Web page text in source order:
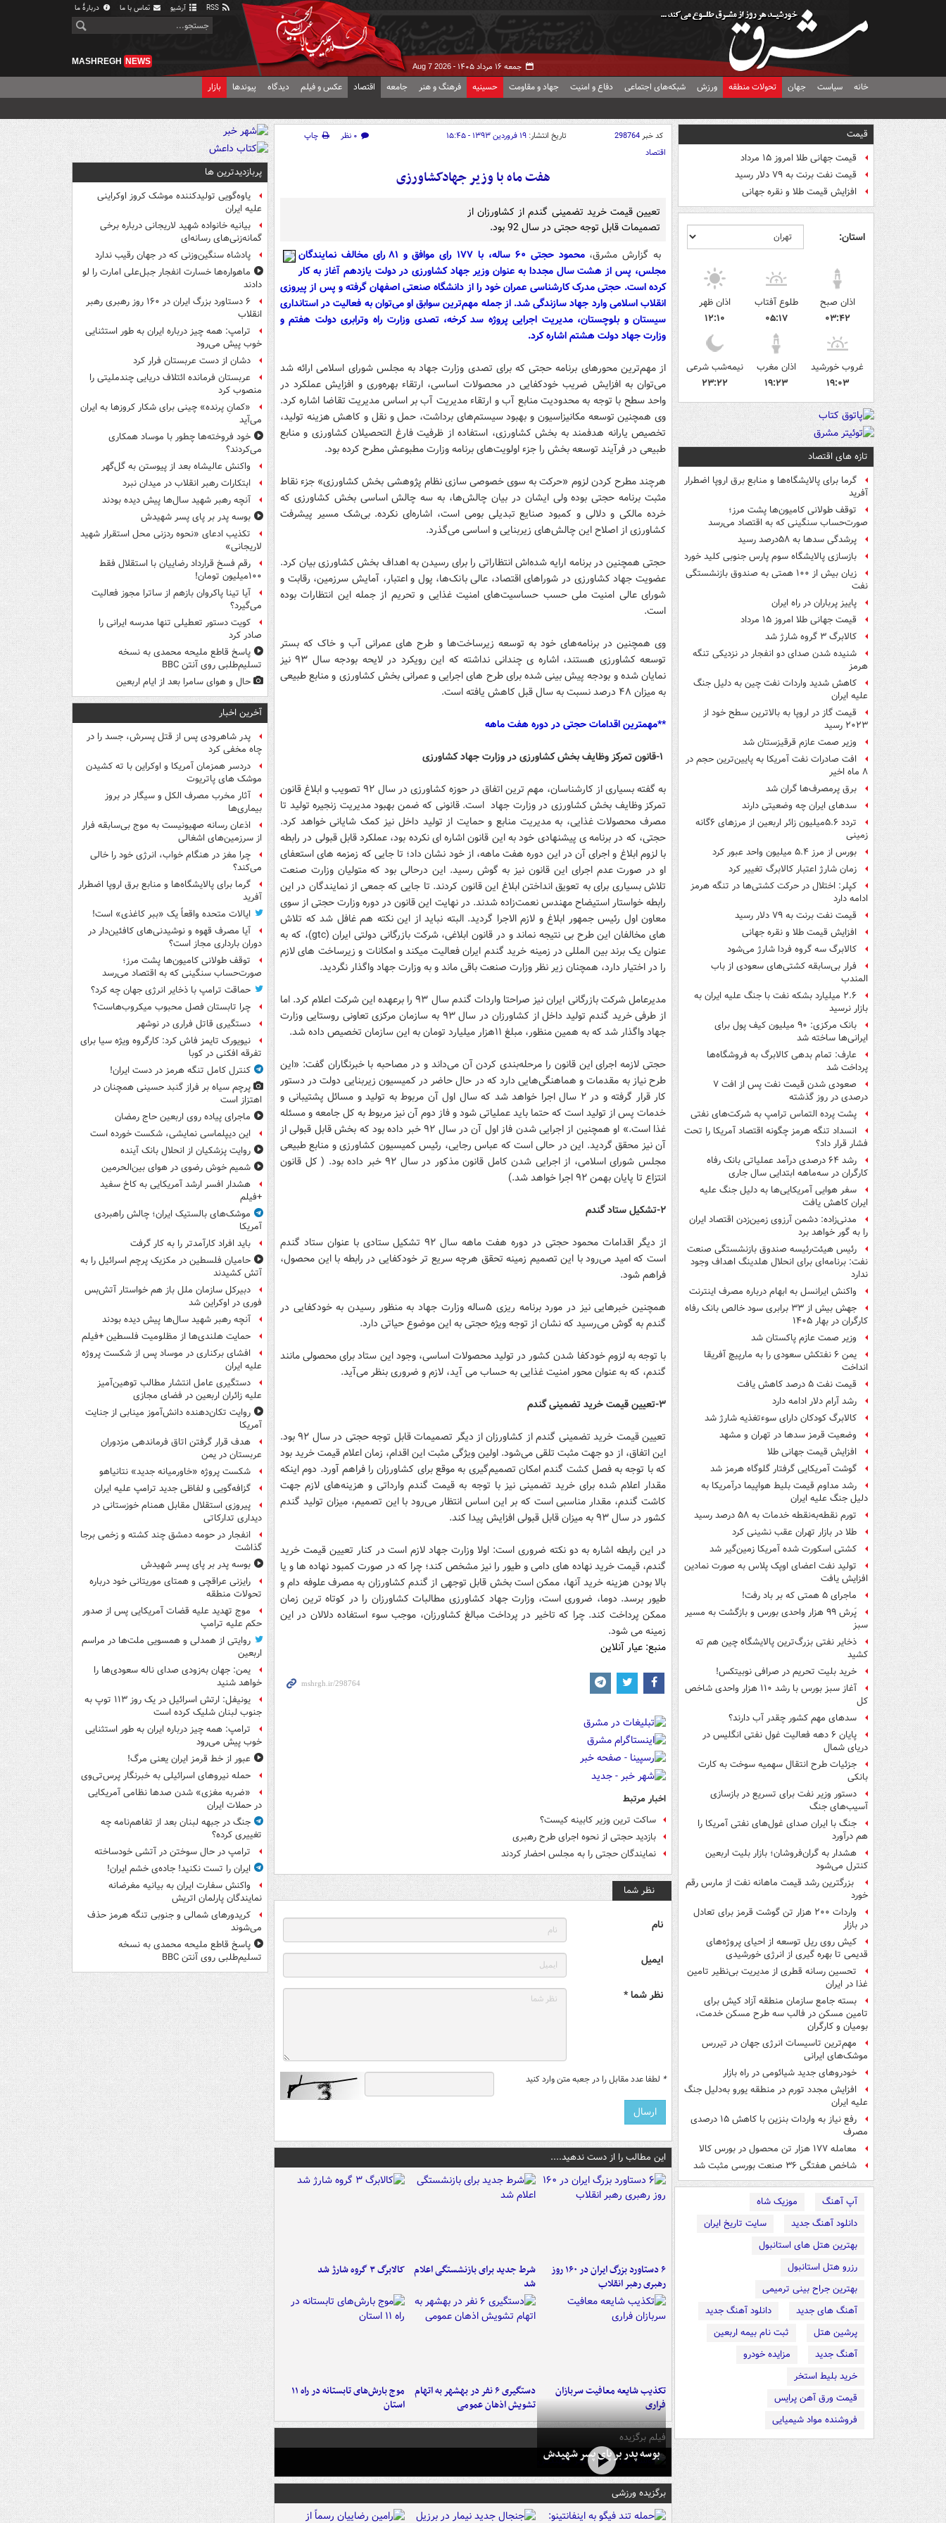
آرشیو تماس با ما دربارهٔ ما
جمعه ۱۶ مرداد ۱۴۰۵ - Aug 7 2026
MASHREGH NEWS
خانه سیاست جهان تحولات منطقه ورزش شبکه‌های اجتماعی دفاع و امنیت جهاد و مقاومت حسینیه فرهنگ و هنر جامعه اقتصاد عکس و فیلم دیدگاه پیوندها بازار
قیمت
قیمت جهانی طلا امروز ۱۵ مرداد
قیمت نفت برنت به ۷۹ دلار رسید
افزایش قیمت طلا و نقره جهانی
استان:
اذان صبح
۰۳:۴۲
طلوع آفتاب
۰۵:۱۷
اذان ظهر
۱۲:۱۰
غروب خورشید
۱۹:۰۳
اذان مغرب
۱۹:۲۳
نیمه‌شب شرعی
۲۳:۲۲
تازه های اقتصاد
گرما برای پالایشگاه‌ها و منابع برق اروپا اضطرار
آفرید
توقف طولانی کامیون‌ها پشت مرز؛
صورت‌حساب سنگینی که به اقتصاد می‌رسد
پرشدگی سدها به ۵۸درصد رسید
بازسازی پالایشگاه سوم پارس جنوبی کلید خورد
زیان بیش از ۱۰۰ همتی به صندوق‌ بازنشستگی
نفت
پاییز پرباران در راه ایران
قیمت جهانی طلا امروز ۱۵ مرداد
کالابرگ ۳ گروه شارژ شد
شنیده شدن صدای دو انفجار در نزدیکی تنگه
هرمز
کاهش شدید واردات نفت چین به دلیل جنگ
علیه ایران
قیمت گاز در اروپا به بالاترین سطح خود از
۲۰۲۳ رسید
وزیر صمت عازم قرقیزستان شد
افت صادرات نفت آمریکا به پایین‌ترین حجم در
۸ ماه اخیر
برق پرمصرف‌ها گران شد
سدهای ایران چه وضعیتی دارند
تردد ۵.۶میلیون زائر اربعین از مرزهای ۶گانه
زمینی
بورس از مرز ۵.۴ میلیون واحد عبور کرد
زمان شارژ اعتبار کالابرگ تغییر کرد
کپلر: اختلال در حرکت کشتی‌ها در تنگه هرمز
ادامه دارد
قیمت نفت برنت به ۷۹ دلار رسید
افزایش قیمت طلا و نقره جهانی
کالابرگ سه گروه فردا شارژ می‌شود
فرار بی‌سابقه کشتی‌های سعودی از باب
المندب
۲.۶ میلیارد بشکه نفت با جنگ علیه ایران به
بازار نرسید
بانک مرکزی: ۹۰ میلیون کیف پول برای
ایرانی‌ها ساخته شد
عارف: تمام بدهی کالابرگ به فروشگاه‌ها
پرداخت شد
صعودی شدن قیمت نفت پس از افت ۷
درصدی در روز گذشته
پشت پرده التماس ترامپ به شرکت‌های نفتی
انسداد تنگه هرمز چگونه اقتصاد آمریکا را تحت
فشار قرار داد؟
رشد ۶۴ درصدی درآمد عملیاتی بانک رفاه
کارگران در سه‌ماهه ابتدایی سال جاری
سفر هوایی آمریکایی‌ها به دلیل جنگ علیه
ایران کاهش یافت
مدنی‌زاده: دشمن آرزوی زمین‌زدن اقتصاد ایران
را به گور خواهد برد
رئیس هیئت‌رئیسه صندوق بازنشستگی صنعت
نفت: برنامه‌ای برای انحلال هلدینگ اهداف وجود
ندارد
واکنش ایرانسل به ابهام درباره مصرف اینترنت
جهش بیش از ۳۳ برابری سود خالص بانک رفاه
کارگران در بهار ۱۴۰۵
وزیر صمت عازم پاکستان شد
یمن ۶ نفتکش سعودی را به مارپیچ آفریقا
انداخت
قیمت نفت ۵ درصد کاهش یافت
رشد آرام دلار ادامه دارد
کالابرگ کودکان دارای سوءتغذیه شارژ شد
وضعیت قرمز سدها در تهران و مشهد
افزایش قیمت جهانی طلا
گوشت آمریکایی گرفتار گلوگاه هرمز شد
رشد مداوم قیمت بلیط هواپیما درآمریکا به
دلیل جنگ علیه ایران
تورم نقطه‌به‌نقطه خدمات به ۵۸ درصد رسید
طلا در بازار تهران عقب نشینی کرد
کشتی اسکورت شده آمریکا زمین‌گیر شد
تولید نفت اعضای اوپک پلاس به صورت نمادین
افزایش یافت
ماجرای ۵ همتی که بر باد رفت!
پَرش ۹۹ هزار واحدی بورس و بازگشت به مسیر
سبز
ذخایر نفتی بزرگ‌ترین پالایشگاه چین هم ته
کشید
خرید بلیت تحریم در صرافی نوبیتکس!
آغاز سبز بورس با رشد ۱۱۰ هزار واحدی شاخص
کل
سدهای مهم کشور چقدر آب دارند؟
پایان ۶ دهه فعالیت غول نفتی انگلیس در
دریای شمال
جزئیات طرح انتقال سهمیه سوخت به کارت
بانکی
دستور وزیر نفت برای تسریع در بازسازی
آسیب‌های جنگ
جنگ با ایران صدای غول‌های نفتی آمریکا را
هم درآورد
هشدار به گران‌فروشان؛ بازار بلیت اربعین
کنترل می‌شود
بزرگترین رشد قیمت ماهانه نفت از مارس رقم
خورد
واردات ۲۰۰ هزار تن گوشت قرمز برای تعادل
در بازار
کیش روی ریل توسعه از احیای پروژه‌های
قدیمی تا بهره گیری از انرژی خورشیدی
تحسین رسانه قطری از مدیریت بی‌نظیر تامین
غذا در ایران
بسته جامع سازمان منطقه آزاد کیش برای
تامین مسکن در فالب سه طرح مسکن خدمت،
بومیان و کارگران
مهم‌ترین تاسیسات انرژی جهان در تیررس
موشک‌های ایرانی
خودروهای جدید شیائومی در راه بازار
افزایش مجدد تورم در منطقه یورو به‌دلیل جنگ
علیه ایران
رفع نیاز به واردات بنزین با کاهش ۱۵ درصدی
مصرف
معامله ۱۷۷ هزار تن محصول در بورس کالا
شاخص‌ هفتگی ۳۶ صنعت بورسی مثبت شد
آپ آهنگ
موزیک شاه
دانلود آهنگ جدید
سایت تاریخ ایران
بهترین هتل های استانبول
رزرو هتل استانبول
بهترین جراح بینی ترمیمی
آهنگ های جدید
دانلود آهنگ جدید
پرشین هتل
ثبت نام بیمه اربعین
آهنگ جدید
مزایده خودرو
خرید بلیط استخر
قیمت ورق آهن پرایس
فروشنده مواد شیمیایی
کد خبر298764 تاریخ انتشار: ۱۹ فروردین ۱۳۹۳ - ۱۵:۴۵ ۰ نظر
چاپ
اقتصاد
هفت ماه با وزیر جهادکشاورزی
تعیین قیمت خرید تضمینی گندم از کشاورزان از
تصمیمات قابل توجه حجتی در سال 92 بود.
به گزارش مشرق،
محمود حجتی ۶۰ ساله، با ۱۷۷ رای موافق و ۸۱ رای مخالف نمایندگان
مجلس، پس از هشت سال مجددا به عنوان وزیر جهاد کشاورزی در دولت یازدهم آغاز به کار
کرده است. حجتی مدرک کارشناسی عمران خود را از دانشگاه صنعتی اصفهان گرفته و پس از پیروزی
انقلاب اسلامی وارد جهاد سازندگی شد. از جمله مهم‌ترین سوابق او می‌توان به فعالیت در استانداری
سیستان و بلوچستان، مدیریت اجرایی پروژه سد کرخه، تصدی وزارت راه وترابری دولت هفتم و
وزارت جهاد دولت هشتم اشاره کرد.
از مهم‌ترین محورهای برنامه حجتی که برای تصدی وزارت جهاد به مجلس شورای اسلامی ارائه شد
می‌توان به افزایش ضریب خودکفایی در محصولات اساسی، ارتقاء بهره‌وری و افزایش عملکرد در
واحد سطح با توجه به محدودیت منابع آب و ارتقاء مدیریت آب بر اساس مدیریت تقاضا اشاره کرد.
وی همچنین توسعه مکانیزاسیون و بهبود سیستم‌های برداشت، حمل و نقل و کاهش هزینه تولید،
تخصیص یارانه هدفمند به بخش کشاورزی، استفاده از ظرفیت فارغ‌ التحصیلان کشاورزی و منابع
طبیعی در فرآیند توسعه بخش را جزء اولویت‌های برنامه وزارت مطبوعش مطرح کرده بود.
هرچند مطرح کردن لزوم «حرکت به سوی خصوصی سازی نظام پژوهشی بخش کشاورزی» جزء نقاط
مثبت برنامه حجتی بوده ولی ایشان در بیان چالش‌ها، به سه چالش اساسی بخش کشاورزی که
خرده مالکی و دلالی و کمبود صنایع تبدیلی بومی است، اشاره‌ای نکرده. بی‌شک مسیر پیشرفت
کشاورزی از اصلاح این چالش‌های زیربنایی و اساسی می‌گذرد.
حجتی همچنین در برنامه ارایه شده‌اش انتظاراتی را برای رسیدن به اهداف بخش کشاورزی بیان کرد.
عضویت جهاد کشاورزی در شوراهای اقتصاد، عالی بانک‌ها، پول و اعتبار، آمایش سرزمین، رقابت و
شورای عالی امنیت ملی حسب حساسیت‌های امنیت غذایی و تحریم از جمله این انتظارات بوده
است.
وی همچنین در برنامه‌های خود به توسعه زیرساخت‌ها و طرح های عمرانی آب و خاک که بستر
توسعه کشاورزی هستند، اشاره ی چندانی نداشته که این رویکرد در لایحه بودجه سال ۹۳ نیز
نمایان شده و بودجه پیش بینی شده برای طرح های اجرایی و عمرانی بخش کشاورزی و منابع طبیعی
به میزان ۴۸ درصد نسبت به سال قبل کاهش یافته است.
**مهمترین اقدامات حجتی در دوره هفت ماهه
۱-قانون تمرکز وظایف بخش کشاورزی در وزارت جهاد کشاورزی
به گفته بسیاری از کارشناسان، مهم ترین اتفاق در حوزه کشاورزی در سال ۹۲ تصویب و ابلاغ قانون
تمرکز وظایف بخش کشاورزی در وزارت جهاد است. قانونی که ضمن بهبود مدیریت زنجیره تولید تا
مصرف محصولات غذایی، به مدیریت منابع و حمایت از تولید داخل نیز کمک شایانی خواهد کرد.
حجتی، که در برنامه ی پیشنهادی خود به این قانون اشاره ای نکرده بود، عملکرد قابل قبولی در رابطه
با لزوم ابلاغ و اجرای آن در این دوره هفت ماهه، از خود نشان داد؛ تا جایی که زمزمه های استعفای
او در صورت عدم اجرای این قانون نیز به گوش رسید. این درحالی بود که متولیان وزارت صنعت
تلاش بسیاری برای به تعویق انداختن ابلاغ این قانون کردند. تا جایی که جمعی از نمایندگان در این
رابطه خواستار استیضاح مهندس نعمت‌زاده شدند. در نهایت این قانون در دوره وزارت حجتی از سوی
معاون اول رئیس جمهور ابلاغ و لازم الاجرا گردید. البته نباید از این نکته هم غافل شد که تلاش
های مخالفان این طرح بی نتیجه نماند و در قانون ابلاغی، شرکت بازرگانی دولتی ایران (gtc)، که به
عنوان یک برند بین المللی در زمینه خرید گندم ایران فعالیت میکند و امکانات و زیرساخت های لازم
را در اختیار دارد، همچنان زیر نظر وزارت صنعت باقی ماند و به وزارت جهاد واگذار نگردید.
مدیرعامل شرکت بازرگانی ایران نیز صراحتا واردات گندم سال ۹۳ را برعهده این شرکت اعلام کرد. اما
از طرفی خرید گندم تولید داخل از کشاورزان در سال ۹۳ به سازمان مرکزی تعاونی روستایی وزارت
جهاد واگذار شد که به همین منظور، مبلغ ۱۱هزار میلیارد تومان به این سازمان تخصیص داده شد.
حجتی لازمه اجرای این قانون را مرحله‌بندی کردن آن می‌داند و در مصاحبه با خبرنگاران گفت: «این
طرح نیاز به مقدمات و هماهنگی‌‌هایی دارد که در حال حاضر در کمیسیون زیربنایی دولت در دستور
کار قرار گرفته و در ۲ سال اجرا خواهد شد که سال اول آن مربوط به تولید و مسائل پشتیبانی و
خدمات پس از تولید است که حتما باید عملیاتی شود و فاز دوم آن نیز مربوط به کل جامعه و مسئله
غذا است.» او همچنین از اجرایی شدن فاز اول آن در سال ۹۲ خبر داده بود که بخش قابل قبولی از
آن نیز محقق گردید. این در حالی است که عباس رجایی، رئیس کمیسیون کشاورزی و منابع طبیعی
مجلس شورای اسلامی، از اجرایی شدن کامل قانون مذکور در سال ۹۲ خبر داده بود. ( کل قانون
انتزاع تا پایان بهمن ۹۲ اجرا خواهد شد.)
۲-تشکیل ستاد گندم
از دیگر اقدامات محمود حجتی در دوره هفت ماهه سال ۹۲ تشکیل ستادی با عنوان ستاد گندم
است که امید می‌رود با این تصمیم زمینه تحقق هرچه سریع تر خودکفایی در رابطه با این محصول،
فراهم شود.
همچنین خبرهایی نیز در مورد برنامه ریزی ۵ساله وزارت جهاد به منظور رسیدن به خودکفایی در
گندم به گوش می‌رسید که نشان از توجه ویژه حجتی به این موضوع حیاتی دارد.
با توجه به لزوم خودکفا شدن کشور در تولید محصولات اساسی، وجود این ستاد برای محصولی مانند
گندم، که به عنوان محور امنیت غذایی به حساب می آید، لازم و ضروری بنظر می‌آید.
۳-تعیین قیمت خرید تضمینی گندم
تعیین قیمت خرید تضمینی گندم از کشاورزان از دیگر تصمیمات قابل توجه حجتی در سال ۹۲ بود.
این اتفاق، از دو جهت مثبت تلقی می‌شود. اولین ویژگی مثبت این اقدام، زمان اعلام قیمت خرید بود
که با توجه به فصل کشت گندم امکان تصمیم‌گیری به موقع برای کشاورزان را فراهم آورد. دوم اینکه
مقدار اعلام شده برای خرید تضمینی نیز با توجه به قیمت گندم وارداتی و هزینه‌های لازم جهت
کاشت گندم، مقدار مناسبی است که بر این اساس انتظار می‌رود با این تصمیم، میزان تولید گندم
کشور در سال ۹۳ به میزان قابل قبولی افزایش پیدا کند.
در این رابطه اشاره به دو نکته ضروری است: اولا وزارت جهاد لازم است در کنار تعیین قیمت خرید
گندم، قیمت خرید نهاده های دامی و طیور را نیز مشخص کند؛ چرا که در صورت کمبود نهاده ها و یا
بالا بودن هزینه خرید آنها، ممکن است بخش قابل توجهی از گندم کشاورزان به مصرف علوفه دام و
طیور برسد. دوما، ضروری است، وزارت جهاد کشاورزی مطالبات کشاورزان را در کوتاه ترین زمان
ممکن پرداخت کند. چرا که تاخیر در پرداخت مبالغ کشاورزان، موجب سوء استفاده دلالان در این
زمینه می شود.
منبع: عیار آنلاین
اخبار مرتبط
ساکت ترین وزیر کابینه کیست؟
بازدید حجتی از نحوه اجرای طرح رهبری
نمایندگان حجتی را به مجلس احضار کردند
نظر شما
نام
ایمیل
نظر شما *
* لطفا عدد مقابل را در جعبه متن وارد کنید
این مطالب را از دست ندهید....
۶ دستاورد بزرگ ایران در ۱۶۰ روز
رهبری رهبر انقلاب
شرط جدید برای بازنشستگی اعلام
شد
کالابرگ ۳ گروه شارژ شد
تکذیب شایعه معافیت سربازان
فراری
دستگیری ۶ نفر در بهشهر به اتهام
تشویش اذهان عمومی
موج بارش‌های تابستانه در راه ۱۱
استان
فیلم برگزیده
بوسه‌ پدر بر پای پسر شهیدش
برگزیده ورزشی
پربازدیدترین ها
یاوه‌گویی تولیدکننده موشک کروز اوکراینی
علیه ایران
بیانیه خانواده شهید لاریجانی درباره برخی
گمانه‌زنی‌های رسانه‌ای
پادشاه سنگین‌وزنی که در جهان رقیب ندارد
ماهواره‌ها خسارت انفجار جبل‌علی امارت را لو
دادند
۶ دستاورد بزرگ ایران در ۱۶۰ روز رهبری رهبر
انقلاب
ترامپ: همه چیز درباره ایران به طور استثنایی
خوب پیش می‌رود
دشان از دست عربستان فرار کرد
عربستان فرمانده ائتلاف دریایی چندملیتی را
منصوب کرد
«کمانِ پرنده» چینی برای شکار کروزها به ایران
می‌آید
خود فروخته‌ها چطور با موساد همکاری
می‌کردند؟
واکنش عالیشاه بعد از پیوستن به گل‌گهر
ابتکارات رهبر انقلاب در میدان نبرد
آنچه رهبر شهید سال‌ها پیش دیده بودند
بوسه‌ پدر بر پای پسر شهیدش
تکذیب ادعای «نحوه ردزنی محل استقرار شهید
لاریجانی»
رقم فسخ قرارداد رضاییان با استقلال فقط
۱۰۰میلیون تومان!
آیا تینا پاکروان بازهم از ساترا مجوز فعالیت
می‌گیرد؟
کویت دستور تعطیلی تنها مدرسه ایرانی را
صادر کرد
پاسخ قاطع ملیحه محمدی به نسخه
تسلیم‌طلبی روی آنتن BBC
حال و هوای سامرا بعد از ایام اربعین
آخرین اخبار
پدر شاهرودی پس از قتل پسرش، جسد را در
چاه مخفی کرد
دردسر همزمان آمریکا و اوکراین با ته کشیدن
موشک های پاتریوت
آثار مخرب مصرف الکل و سیگار در بروز
بیماری‌ها
اذعان رسانه صهیونیست به موج بی‌سابقه فرار
از سرزمین‌های اشغالی
چرا مغز در هنگام خواب، انرژی خود را خالی
می‌کند؟
گرما برای پالایشگاه‌ها و منابع برق اروپا اضطرار
آفرید
ایالات متحده واقعاً یک «ببر کاغذی» است!
آیا مصرف قهوه و نوشیدنی‌های کافئین‌دار در
دوران بارداری مجاز است؟
توقف طولانی کامیون‌ها پشت مرز؛
صورت‌حساب سنگینی که به اقتصاد می‌رسد
حماقت ترامپ با ذخایر انرژی جهان چه کرد؟
چرا تابستان فصل محبوب میکروب‌هاست؟
دستگیری قاتل فراری در نوشهر
نیویورک تایمز فاش کرد: کارگروه ویژه سیا برای
تفرقه افکنی در کوبا
کنترل کامل تنگه هرمز در دست ایران!
پرچم سیاه بر فراز گنبد حسینی همچنان در
اهتزاز است
ماجرای پیاده روی اربعین حاج رمضان
این دیپلماسی نمایشی، شکست خورده است
روایت پزشکیان از انحلال بانک آینده
شمیم خوش رضوی در هوای بین‌الحرمین
هشدار افسر ارشد آمریکایی به کاخ سفید
+فیلم
موشک‌های بالستیک ایران؛ چالش راهبردی
آمریکا
باید افراد کارآمدتر را به کار گرفت
حامیان فلسطین در مکزیک پرچم اسرائیل را به
آتش کشیدند
دبیرکل سازمان ملل باز هم خواستار آتش‌بس
فوری در اوکراین شد
آنچه رهبر شهید سال‌ها پیش دیده بودند
حمایت هلندی‌ها از مظلومیت فلسطین +فیلم
افشای برکناری در موساد پس از شکست پروژه
علیه ایران
دستگیری عامل انتشار مطالب توهین‌آمیز
علیه زائران اربعین در فضای مجازی
روایت تکان‌دهنده دانش‌آموز مینابی از جنایت
آمریکا
هدف قرار گرفتن اتاق‌ فرماندهی مزدوران
عربستان در یمن
شکست پروژه «خاورمیانه جدید» نتانیاهو
گزافه‌گویی و لفاظی جدید ترامپ علیه ایران
پیروزی استقلال مقابل همنام خوزستانی در
دیداری تدارکاتی
انفجار در حومه دمشق چند کشته و زخمی برجا
گذاشت
بوسه‌ پدر بر پای پسر شهیدش
رایزنی عراقچی و همتای موریتانی خود درباره
تحولات منطقه
موج تهدید علیه قضات آمریکایی پس از صدور
حکم علیه ترامپ
روایتی از همدلی و همسویی ملت‌ها در مراسم
اربعین
یمن: جهان به‌زودی صدای ناله سعودی‌ها را
خواهد شنید
یونیفل: ارتش اسرائیل در یک روز ۱۱۳ توپ به
جنوب لبنان شلیک کرده است
ترامپ: همه چیز درباره ایران به طور استثنایی
خوب پیش می‌رود
عبور از خط قرمز ایران یعنی مرگ!
حمله نیروهای اسرائیلی به خبرنگار پرس‌تی‌وی
«ضربه مغزی» شدن صدها نظامی آمریکایی
در حملات ایران
جنگ در جبهه لبنان بعد از تفاهم‌نامه چه
تغییری کرده؟
ترامپ در حال سوختن در آتشی خودساخته
ایران را تست نکنید! جاده‌ی خشم ایران!
واکنش سفارت ایران به بیانیه مغرضانه
نمایندگان پارلمان اتریش
کریدورهای شمالی و جنوبی تنگه هرمز حذف
می‌شوند
پاسخ قاطع ملیحه محمدی به نسخه
تسلیم‌طلبی روی آنتن BBC